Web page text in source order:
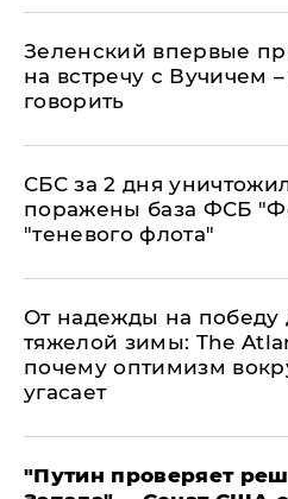
Зеленский впервые
на встречу с Вучичем
говорить
СБС за 2 дня
поражены база ФСБ
"теневого флота"
От надежды на победу
тяжелой зимы: The
почему оптимизм
угасает
"Путин проверяет